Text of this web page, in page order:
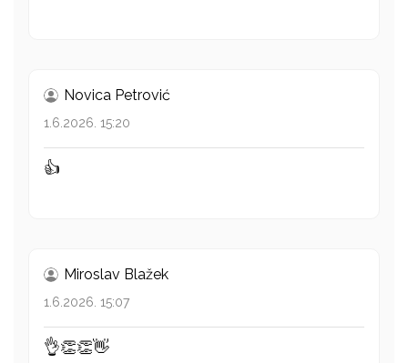
Novica Petrović
1.6.2026. 15:20
👍
Miroslav Blažek
1.6.2026. 15:07
👌👏👏👋